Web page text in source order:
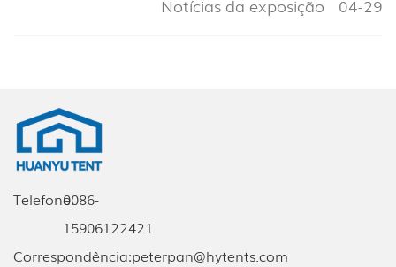
Notícias da exposição 04-29
Telefone:0086-
15906122421
Correspondência:peterpan@hytents.com